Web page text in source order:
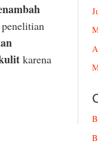
karena